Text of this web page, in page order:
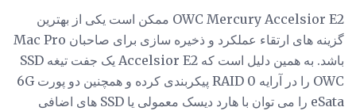
OWC Mercury Accelsior E2 ممکن است یکی از بهترین
گزینه های ارتقاء عملکرد و ذخیره سازی برای صاحبان Mac Pro
باشد. به همین دلیل است که Accelsior E2 یک جفت تیغه SSD
OWC را در آرایه RAID 0 پیکربندی کرده و همچنین دو پورت 6G
eSata را می توان با هارد دیسک معمولی یا SSD های اضافی